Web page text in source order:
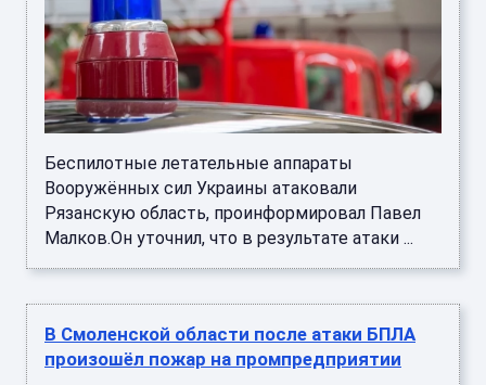
Беспилотные летательные аппараты
Вооружённых сил Украины атаковали
Рязанскую область, проинформировал Павел
Малков.Он уточнил, что в результате атаки ...
В Смоленской области после атаки БПЛА
произошёл пожар на промпредприятии